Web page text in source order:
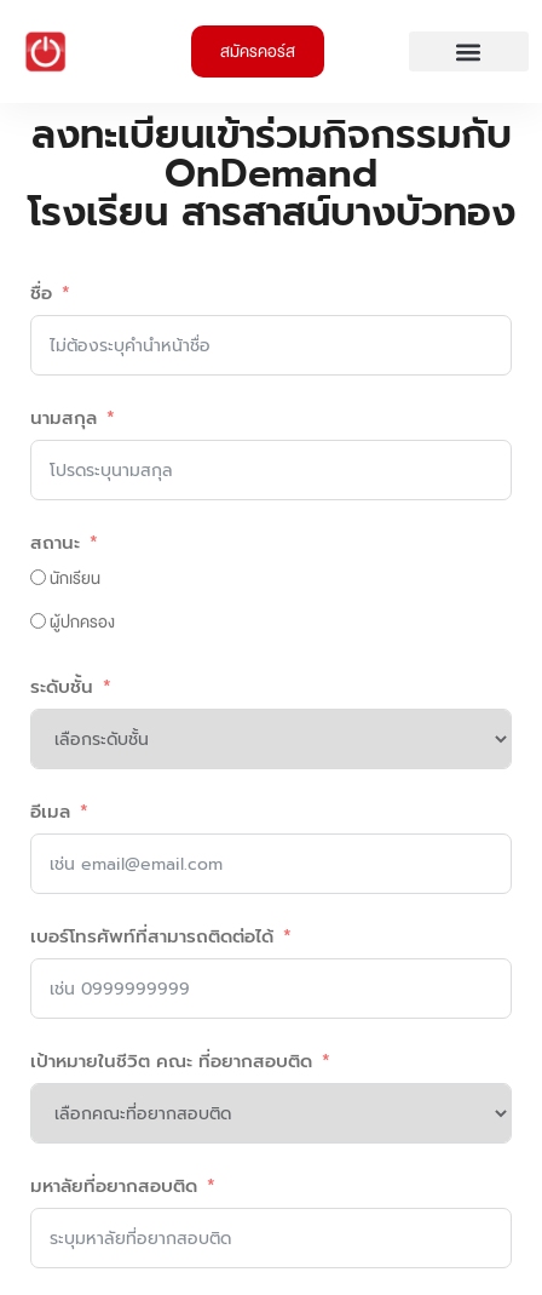
สมัครคอร์ส
ลงทะเบียนเข้าร่วมกิจกรรมกับ
OnDemand
โรงเรียน สารสาสน์บางบัวทอง
ชื่อ
นามสกุล
สถานะ
นักเรียน
ผู้ปกครอง
ระดับชั้น
อีเมล
เบอร์โทรศัพท์ที่สามารถติดต่อได้
เป้าหมายในชีวิต คณะ ที่อยากสอบติด
มหาลัยที่อยากสอบติด